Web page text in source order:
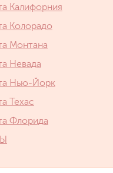
Калифорния
Колорадо
Монтана
Невада
Нью-Йорк
Техас
Флорида